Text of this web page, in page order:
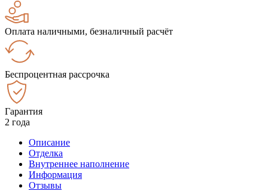
Оплата наличными, безналичный расчёт
Беспроцентная рассрочка
Гарантия
2 года
Описание
Отделка
Внутреннее наполнение
Информация
Отзывы